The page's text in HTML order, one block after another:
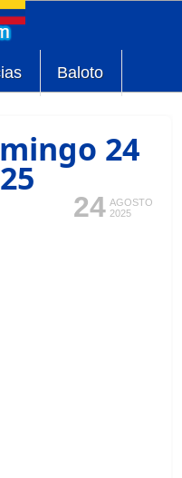
Baloto
24
24 AGOSTO
2025